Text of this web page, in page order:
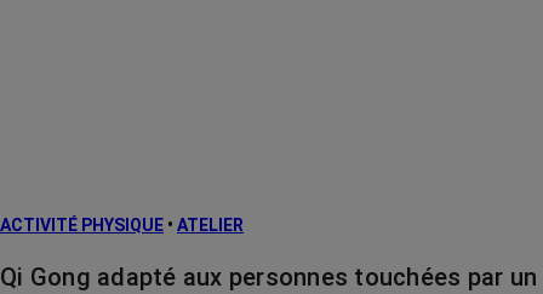
ACTIVITÉ PHYSIQUE • ATELIER
Qi Gong adapté aux personnes touchées par un